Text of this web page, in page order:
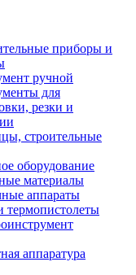
приборы и
ручной
для
резки и
строительные
оборудование
материалы
аппараты
аппаратура